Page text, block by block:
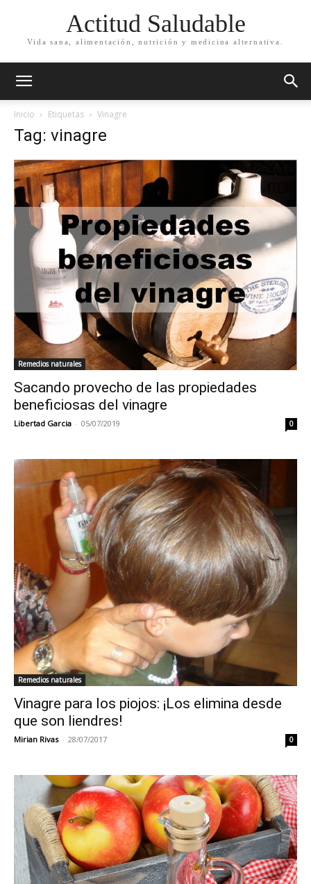
Actitud Saludable
Vida sana, alimentación, nutrición y medicina alternativa.
Inicio Etiquetas Vinagre
Tag: vinagre
Remedios naturales
Sacando provecho de las propiedades
beneficiosas del vinagre
Libertad Garcia - 05/07/2019 0
Remedios naturales
Vinagre para los piojos: ¡Los elimina desde
que son liendres!
Mirian Rivas - 28/07/2017 0